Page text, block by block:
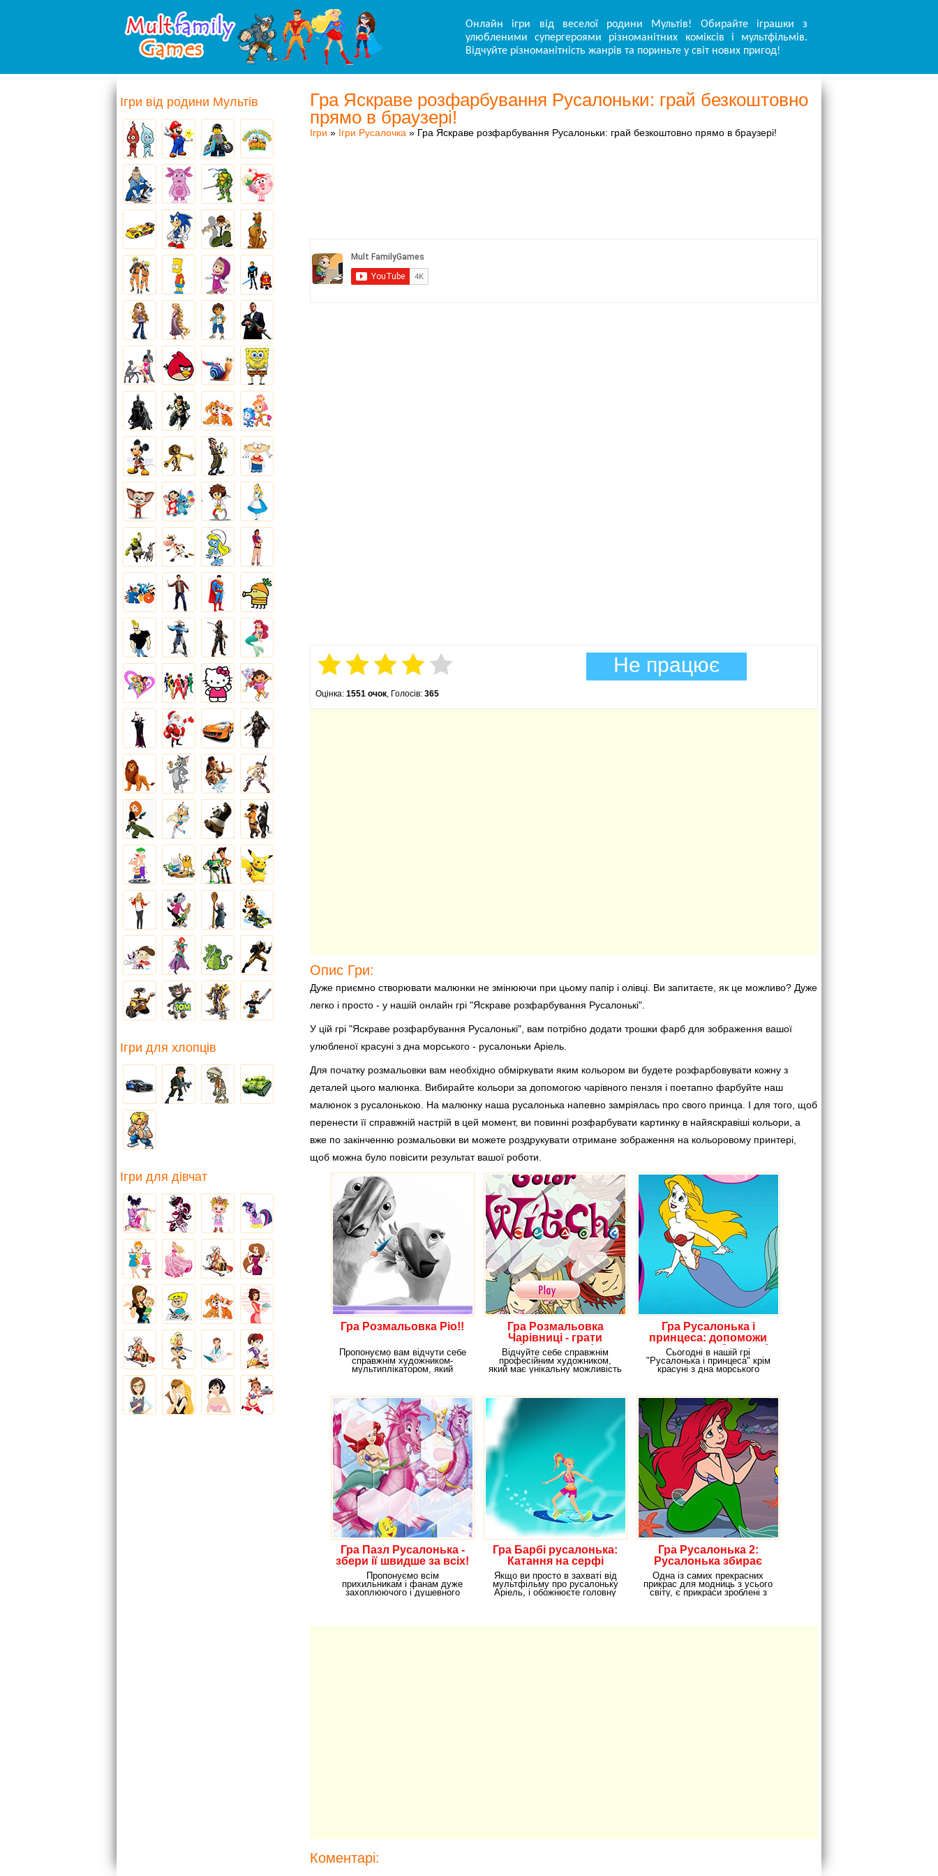
Онлайн ігри від веселої родини Мультів! Обирайте іграшки з
улюбленими супергероями різноманітних коміксів і мультфільмів.
Відчуйте різноманітність жанрів та пориньте у світ нових пригод!
Гра Яскраве розфарбування Русалоньки: грай безкоштовно
прямо в браузері!
Ігри » Ігри Русалочка » Гра Яскраве розфарбування Русалоньки: грай безкоштовно прямо в браузері!
Оцінка: 1551 очок, Голосів: 365
Не працює
Опис Гри:
Дуже приємно створювати малюнки не змінюючи при цьому папір і олівці. Ви запитаєте, як це можливо? Дуже
легко і просто - у нашій онлайн грі "Яскраве розфарбування Русалонькі".
У цій грі "Яскраве розфарбування Русалонькі", вам потрібно додати трошки фарб для зображення вашої
улюбленої красуні з дна морського - русалоньки Аріель.
Для початку розмальовки вам необхідно обміркувати яким кольором ви будете розфарбовувати кожну з
деталей цього малюнка. Вибирайте кольори за допомогою чарівного пензля і поетапно фарбуйте наш
малюнок з русалонькою. На малюнку наша русалонька напевно замріялась про свого принца. І для того, щоб
перенести її справжній настрій в цей момент, ви повинні розфарбувати картинку в найяскравіші кольори, а
вже по закінченню розмальовки ви можете роздрукувати отримане зображення на кольоровому принтері,
щоб можна було повісити результат вашої роботи.
Гра Розмальовка Ріо!!
Пропонуємо вам відчути себе
справжнім художником-
мультиплікатором, який
Гра Розмальовка
Чарівниці - грати
безкоштовно!
Відчуйте себе справжнім
професійним художником,
який має унікальну можливість
Гра Русалонька і
принцеса: допоможи
подружкам вбратися!
Сьогодні в нашій грі
"Русалонька і принцеса" крім
красуні з дна морського
Гра Пазл Русалонька -
збери ії швидше за всіх!
Пропонуємо всім
прихильникам і фанам дуже
захоплюючого і душевного
Гра Барбі русалонька:
Катання на серфі
Якщо ви просто в захваті від
мультфільму про русалоньку
Аріель, і обожнюєте головну
Гра Русалонька 2:
Русалонька збирає
перли
Одна із самих прекрасних
прикрас для модниць з усього
світу, є прикраси зроблені з
Коментарі:
Ігри від родини Мультів
Ігри для хлопців
Ігри для дівчат